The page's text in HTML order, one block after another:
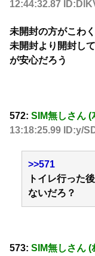
12:44:32.87
未開封の方がこわ
未開封より開封し
が安心だろう
572: SIM無しさん (
13:18:25.99 ID:y/
>>571
トイレ行った
ないだろ？
573: SIM無しさん (